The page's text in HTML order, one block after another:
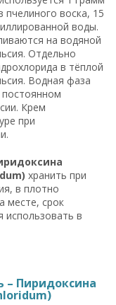
пчелиного воска, 15
воды.
на водяной
Отдельно
в тёплой
Водная фаза
Крем
при
хранить при
в плотно
месте, срок
использовать в
– Пиридоксина